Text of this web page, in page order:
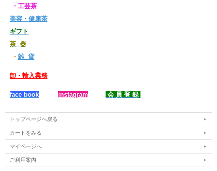
・ 工芸茶
美容・健康茶
ギフト
茶 器
・ 雑 貨
卸・輸入業務
face book instagram 会 員 登 録
トップページへ戻る
カートをみる
マイページへ
ご利用案内